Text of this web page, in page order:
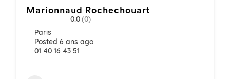
Marionnaud Rochechouart
0.0(0)
Paris
Posted 6 ans ago
01 40 16 43 51